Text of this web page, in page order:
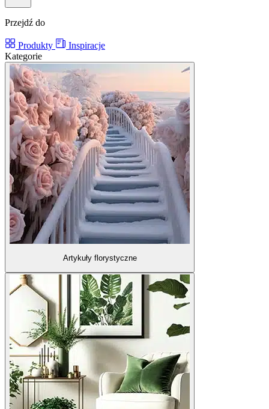
Przejdź do
Produkty
Inspiracje
Kategorie
Artykuły florystyczne